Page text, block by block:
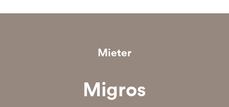
Mieter
Migros